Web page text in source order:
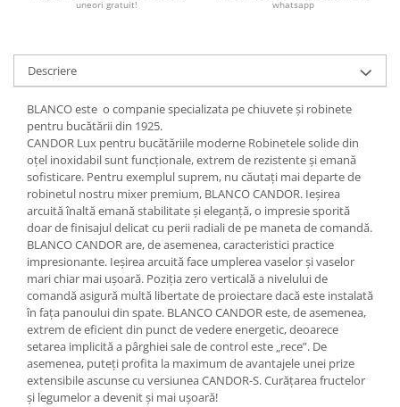
uneori gratuit!
whatsapp
Descriere
BLANCO este o companie specializata pe chiuvete și robinete
pentru bucătării din 1925.
CANDOR Lux pentru bucătăriile moderne Robinetele solide din
oțel inoxidabil sunt funcționale, extrem de rezistente și emană
sofisticare. Pentru exemplul suprem, nu căutați mai departe de
robinetul nostru mixer premium, BLANCO CANDOR. Ieșirea
arcuită înaltă emană stabilitate și eleganță, o impresie sporită
doar de finisajul delicat cu perii radiali de pe maneta de comandă.
BLANCO CANDOR are, de asemenea, caracteristici practice
impresionante. Ieșirea arcuită face umplerea vaselor și vaselor
mari chiar mai ușoară. Poziția zero verticală a nivelului de
comandă asigură multă libertate de proiectare dacă este instalată
în fața panoului din spate. BLANCO CANDOR este, de asemenea,
extrem de eficient din punct de vedere energetic, deoarece
setarea implicită a pârghiei sale de control este „rece”. De
asemenea, puteți profita la maximum de avantajele unei prize
extensibile ascunse cu versiunea CANDOR-S. Curățarea fructelor
și legumelor a devenit și mai ușoară!